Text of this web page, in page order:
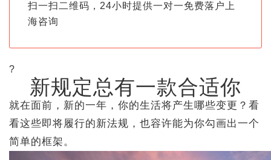
扫一扫二维码，24小时提供一对一免费落户上
海咨询
?
新规定总有一款合适你
就在面前，新的一年，你的生活将产生哪些变更？看
看这些即将履行的新法规，也容许能为你勾画出一个
简单的框架。